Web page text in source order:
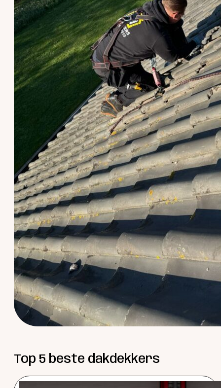
Top 5 beste dakdekkers